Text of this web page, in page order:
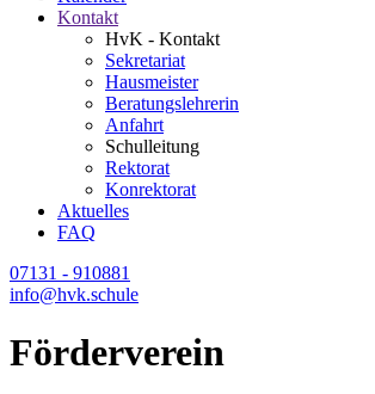
Kontakt
HvK - Kontakt
Sekretariat
Hausmeister
Beratungslehrerin
Anfahrt
Schulleitung
Rektorat
Konrektorat
Aktuelles
FAQ
07131 - 910881
info@hvk.schule
Förderverein